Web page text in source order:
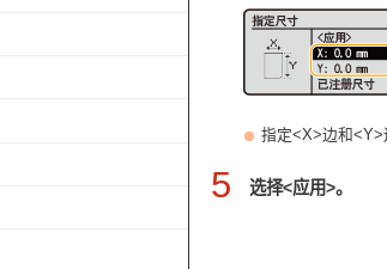
指定<X>边和
5 选择<应用>。